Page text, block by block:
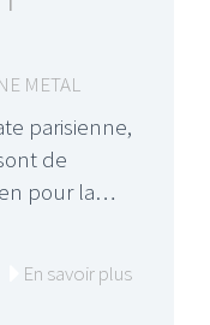
METAL
parisienne,
de
pour la…
En savoir plus